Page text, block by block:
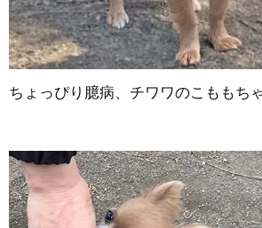
ちょっぴり臆病、チワワのこももちゃ